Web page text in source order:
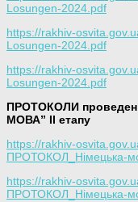
Losungen-2024.pdf
https://rakhiv-
Losungen-2024.pdf
https://rakhiv-
Losungen-2024.pdf
ПРОТОКОЛИ
МОВА” ІІ етапу
https://rakhiv-
ПРОТОКОЛ_Німецька-
https://rakhiv-
ПРОТОКОЛ_Німецька-